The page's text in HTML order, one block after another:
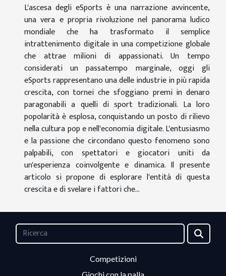
L'ascesa degli eSports è una narrazione avvincente,
una vera e propria rivoluzione nel panorama ludico
mondiale che ha trasformato il semplice
intrattenimento digitale in una competizione globale
che attrae milioni di appassionati. Un tempo
considerati un passatempo marginale, oggi gli
eSports rappresentano una delle industrie in più rapida
crescita, con tornei che sfoggiano premi in denaro
paragonabili a quelli di sport tradizionali. La loro
popolarità è esplosa, conquistando un posto di rilievo
nella cultura pop e nell'economia digitale. L'entusiasmo
e la passione che circondano questo fenomeno sono
palpabili, con spettatori e giocatori uniti da
un'esperienza coinvolgente e dinamica. Il presente
articolo si propone di esplorare l'entità di questa
crescita e di svelare i fattori che...
Competizioni